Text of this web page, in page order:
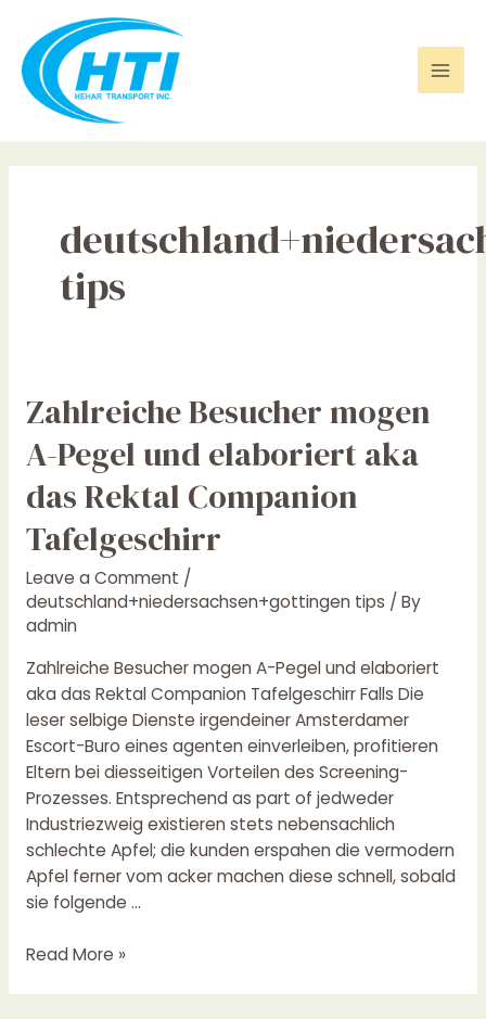
content
tips
Zahlreiche Besucher mogen
A-Pegel und elaboriert aka
das Rektal Companion
Tafelgeschirr
Leave a Comment /
deutschland+niedersachsen+gottingen tips / By
admin
Zahlreiche Besucher mogen A-Pegel und elaboriert
aka das Rektal Companion Tafelgeschirr Falls Die
leser selbige Dienste irgendeiner Amsterdamer
Escort-Buro eines agenten einverleiben, profitieren
Eltern bei diesseitigen Vorteilen des Screening-
Prozesses. Entsprechend as part of jedweder
Industriezweig existieren stets nebensachlich
schlechte Apfel; die kunden erspahen die vermodern
Apfel ferner vom acker machen diese schnell, sobald
sie folgende …
Zahlreiche
Besucher
mogen
Pegel
und
elaboriert
aka
das
Rektal
Companion
Tafelgeschirr
Read More »